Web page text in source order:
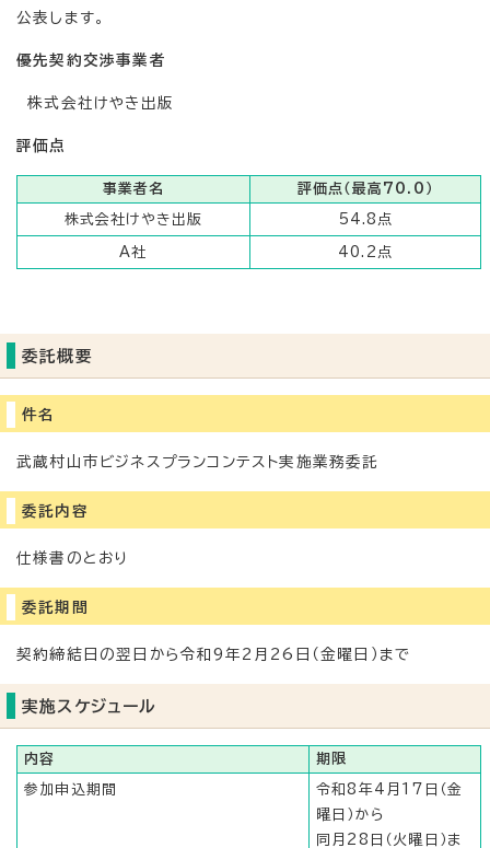
公表します。
優先契約交渉事業者
株式会社けやき出版
評価点
事業者名 評価点（最高70.0）
株式会社けやき出版 54.8点
A社 40.2点
委託概要
件名
武蔵村山市ビジネスプランコンテスト実施業務委託
委託内容
仕様書のとおり
委託期間
契約締結日の翌日から令和9年2月26日（金曜日）まで
実施スケジュール
内容 期限
参加申込期間
令和8年4月17日（金
曜日）から
同月28日（火曜日）ま